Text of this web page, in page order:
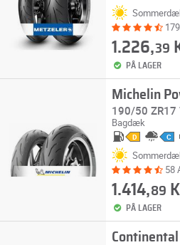
1.226,39
PÅ LAGER
Michelin
190/50 ZR17
Bagdæk
D C
58
1.414,89
PÅ LAGER